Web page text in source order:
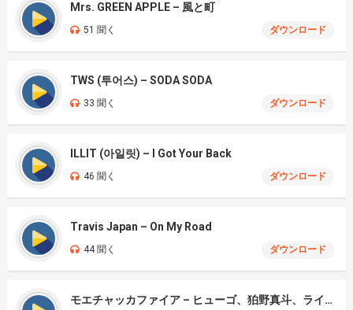
Mrs. GREEN APPLE – 風と町
51 聞く ダウンロード
TWS (투어스) – SODA SODA
33 聞く ダウンロード
ILLIT (아일릿) – I Got Your Back
46 聞く ダウンロード
Travis Japan – On My Road
44 聞く ダウンロード
モエチャッカファイア – ヒューゴ、狛野真斗、ライト、セヴェリアン (Cover )